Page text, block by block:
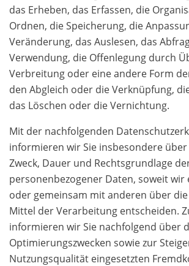
das Erheben, das Erfassen, die
Ordnen, die Speicherung, die
Veränderung, das Auslesen, das
Verwendung, die Offenlegung durch
Verbreitung oder eine andere Form
den Abgleich oder die Verknüpfung,
das Löschen oder die Vernichtung.
Mit der nachfolgenden
informieren wir Sie insbesondere
Zweck, Dauer und Rechtsgrundlage
personenbezogener Daten, soweit wir
oder gemeinsam mit anderen über die
Mittel der Verarbeitung entscheiden.
informieren wir Sie nachfolgend über
Optimierungszwecken sowie zur
Nutzungsqualität eingesetzten